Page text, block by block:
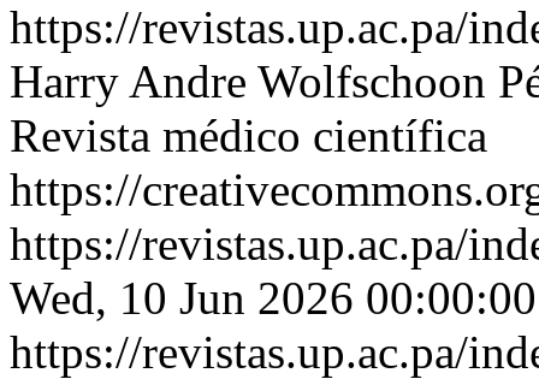
https://revistas.up.ac.pa/
Harry Andre Wolfschoon
Revista médico científica
https://
https://revistas.up.ac.pa/
Wed, 10 Jun 2026
https://revistas.up.ac.pa/